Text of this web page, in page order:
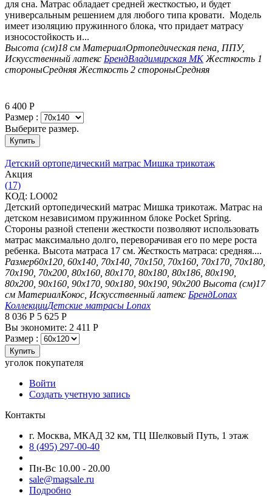
для сна. Матрас обладает средней жесткостью, и будет
универсальным решением для любого типа кровати. Модель
имеет изоляцию пружинного блока, что придает матрасу
износостойкость и...
Высота (см)18 см МатериалОртопедическая пена, ППУ,
Искусственный латекс БрендВладимирская МК Жесткость 1
стороныСредняя Жесткость 2 стороныСредняя
6 400 Р
Размер :
Выберите размер.
Купить
Детский ортопедический матрас Мишка трикотаж
Aкция
(17)
КОД: LO002
Детский ортопедический матрас Мишка трикотаж. Матрас на
детском независимом пружинном блоке Pocket Spring.
Стороны разной степени жесткости позволяют использовать
матрас максимально долго, переворачивая его по мере роста
ребенка. Высота матраса 17 см. Жесткость матраса: средняя....
Размер60х120, 60х140, 70х140, 70х150, 70х160, 70х170, 70х180,
70х190, 70х200, 80х160, 80х170, 80х180, 80х186, 80х190,
80х200, 90х160, 90х170, 90х180, 90х190, 90х200 Высота (см)17
см МатериалКокос, Искусственный латекс БрендLonax
КоллекцииДетские матрасы Lonax
8 036 Р 5 625 Р
Вы экономите: 2 411 Р
Размер :
Купить
уголок покупателя
Войти
Создать учетную запись
Контакты
г. Москва, МКАД 32 км, ТЦ Шелковый Путь, 1 этаж
8 (495) 297-00-40
Пн-Вс 10.00 - 20.00
sale@magsale.ru
Подробно